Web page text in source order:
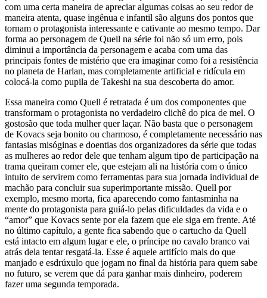
com uma certa maneira de apreciar algumas coisas ao seu redor de
maneira atenta, quase ingênua e infantil são alguns dos pontos que
tornam o protagonista interessante e cativante ao mesmo tempo. Dar
forma ao personagem de Quell na série foi não só um erro, pois
diminui a importância da personagem e acaba com uma das
principais fontes de mistério que era imaginar como foi a resistência
no planeta de Harlan, mas completamente artificial e ridícula em
colocá-la como pupila de Takeshi na sua descoberta do amor.
Essa maneira como Quell é retratada é um dos componentes que
transformam o protagonista no verdadeiro clichê do pica de mel. O
gostosão que toda mulher quer laçar. Não basta que o personagem
de Kovacs seja bonito ou charmoso, é completamente necessário nas
fantasias misóginas e doentias dos organizadores da série que todas
as mulheres ao redor dele que tenham algum tipo de participação na
trama queiram comer ele, que estejam ali na história com o único
intuito de servirem como ferramentas para sua jornada individual de
machão para concluir sua superimportante missão. Quell por
exemplo, mesmo morta, fica aparecendo como fantasminha na
mente do protagonista para guiá-lo pelas dificuldades da vida e o
“amor” que Kovacs sente por ela fazem que ele siga em frente. Até
no último capítulo, a gente fica sabendo que o cartucho da Quell
está intacto em algum lugar e ele, o príncipe no cavalo branco vai
atrás dela tentar resgatá-la. Esse é aquele artifício mais do que
manjado e esdrúxulo que jogam no final da história para quem sabe
no futuro, se verem que dá para ganhar mais dinheiro, poderem
fazer uma segunda temporada.